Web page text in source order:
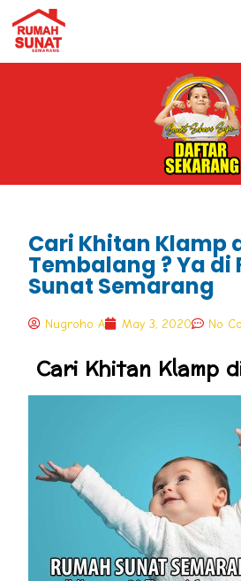
Cari Khitan Klamp
Tembalang ? Ya di
Sunat Semarang
Nugroho A May 3, 2020 No
Cari Khitan Klamp